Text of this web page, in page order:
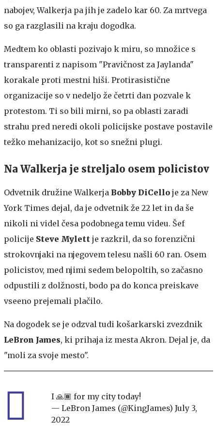
nabojev, Walkerja pa jih je zadelo kar 60. Za mrtvega
so ga razglasili na kraju dogodka.
Medtem ko oblasti pozivajo k miru, so množice s
transparenti z napisom "Pravičnost za Jaylanda"
korakale proti mestni hiši. Protirasistične
organizacije so v nedeljo že četrti dan pozvale k
protestom. Ti so bili mirni, so pa oblasti zaradi
strahu pred neredi okoli policijske postave postavile
težko mehanizacijo, kot so snežni plugi.
Na Walkerja je streljalo osem policistov
Odvetnik družine Walkerja Bobby DiCello je za New
York Times dejal, da je odvetnik že 22 let in da še
nikoli ni videl česa podobnega temu videu. Šef
policije Steve Mylett je razkril, da so forenzični
strokovnjaki na njegovem telesu našli 60 ran. Osem
policistov, med njimi sedem belopoltih, so začasno
odpustili z dolžnosti, bodo pa do konca preiskave
vseeno prejemali plačilo.
Na dogodek se je odzval tudi košarkarski zvezdnik
LeBron James, ki prihaja iz mesta Akron. Dejal je, da
"moli za svoje mesto".
I 🙏🏾 for my city today!
— LeBron James (@KingJames) July 3,
2022